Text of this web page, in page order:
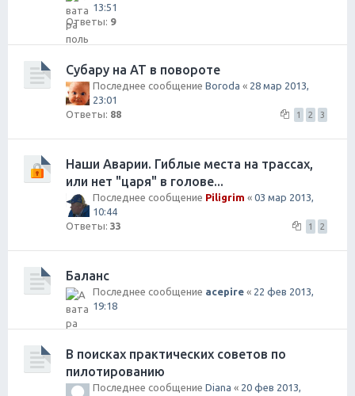
13:51
Ответы: 9
Субару на AT в повороте
Последнее сообщение Boroda « 28 мар 2013,
23:01
Ответы: 88 1 2 3
Наши Аварии. Гиблые места на трассах,
или нет "царя" в голове...
Последнее сообщение Piligrim « 03 мар 2013,
10:44
Ответы: 33 1 2
Баланс
Последнее сообщение acepire « 22 фев 2013,
19:18
В поисках практических советов по
пилотированию
Последнее сообщение Diana « 20 фев 2013,